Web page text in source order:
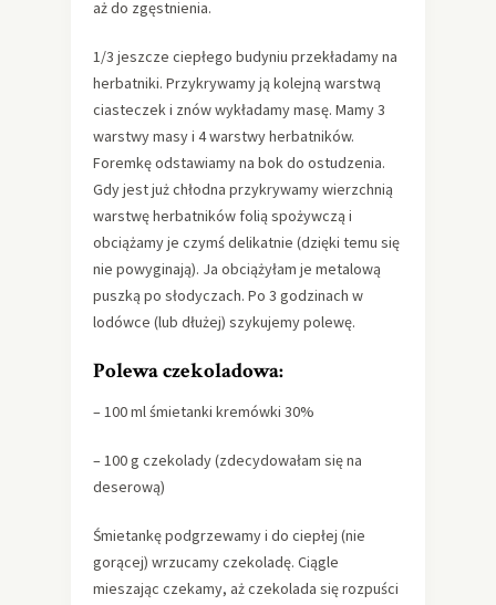
aż do zgęstnienia.
1/3 jeszcze ciepłego budyniu przekładamy na
herbatniki. Przykrywamy ją kolejną warstwą
ciasteczek i znów wykładamy masę. Mamy 3
warstwy masy i 4 warstwy herbatników.
Foremkę odstawiamy na bok do ostudzenia.
Gdy jest już chłodna przykrywamy wierzchnią
warstwę herbatników folią spożywczą i
obciążamy je czymś delikatnie (dzięki temu się
nie powyginają). Ja obciążyłam je metalową
puszką po słodyczach. Po 3 godzinach w
lodówce (lub dłużej) szykujemy polewę.
Polewa czekoladowa:
– 100 ml śmietanki kremówki 30%
– 100 g czekolady (zdecydowałam się na
deserową)
Śmietankę podgrzewamy i do ciepłej (nie
gorącej) wrzucamy czekoladę. Ciągle
mieszając czekamy, aż czekolada się rozpuści